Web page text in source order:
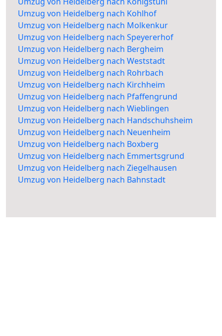
Umzug von Heidelberg nach Kohlhof
Umzug von Heidelberg nach Molkenkur
Umzug von Heidelberg nach Speyererhof
Umzug von Heidelberg nach Bergheim
Umzug von Heidelberg nach Weststadt
Umzug von Heidelberg nach Rohrbach
Umzug von Heidelberg nach Kirchheim
Umzug von Heidelberg nach Pfaffengrund
Umzug von Heidelberg nach Wieblingen
Umzug von Heidelberg nach Handschuhsheim
Umzug von Heidelberg nach Neuenheim
Umzug von Heidelberg nach Boxberg
Umzug von Heidelberg nach Emmertsgrund
Umzug von Heidelberg nach Ziegelhausen
Umzug von Heidelberg nach Bahnstadt